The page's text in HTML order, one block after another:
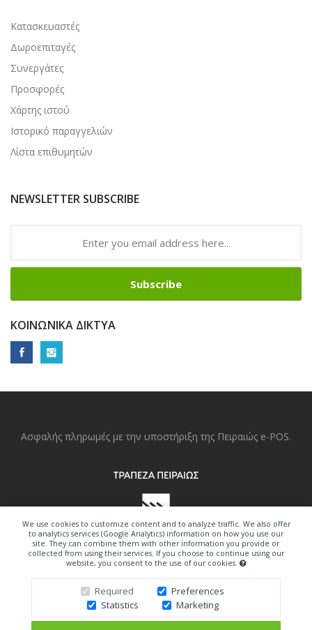
We use cookies to customize content and to analyze traffic. We also offer
to analytics services (Google Analytics) information on how you use our
site. They can combine them with other information you provide or
collected from using their services. If you choose to continue using our
website, you consent to the use of our cookies.
Required
Preferences
Statistics
Marketing
Κατασκευαστές
Δωροεπιταγές
Συνεργάτες
Προσφορές
Χάρτης ιστού
Ιστορικό παραγγελιών
Λίστα επιθυμητών
NEWSLETTER SUBSCRIBE
Subscribe
ΚΟΙΝΩΝΙΚΆ ΔΊΚΤΥΑ
Ασφαλής πληρωμές με την υποστήριξη της Πειραιώς e-POS.
Copyright © 2022. All Right Reserved.
Design By Freedom-Art.gr